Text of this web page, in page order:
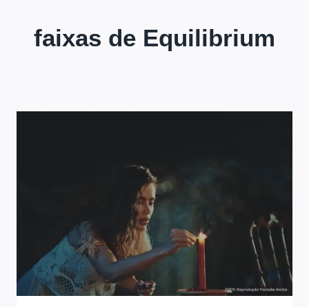
faixas de Equilibrium